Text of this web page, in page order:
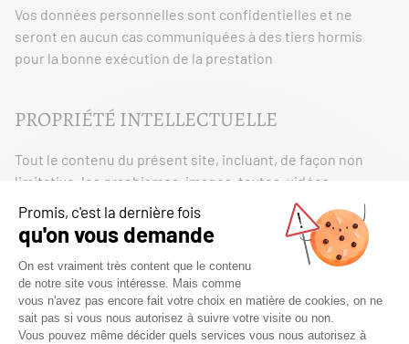
Vos données personnelles sont confidentielles et ne
seront en aucun cas communiquées à des tiers hormis
pour la bonne exécution de la prestation
PROPRIÉTÉ INTELLECTUELLE
Tout le contenu du présent site, incluant, de façon non
limitative, les graphismes, images, textes, vidéos,
animations, sons, logos, gifs et icônes ainsi que leur mise
en forme sont la propriété exclusive de la société à
l’exception des marques, logos ou contenus appartenant à
d’autres sociétés partenaires ou auteurs
Toute reproduction, distribution, modification, adaptation,
retransmission ou publication, même partielle, de ces
différents éléments est strictement interdite sans l’accord